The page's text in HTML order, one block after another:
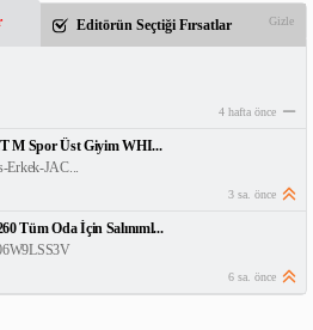
Editörün Seçtiği Fırsatlar Gizle
4 hafta önce
M Spor Üst Giyim WHI...
Erkek-JAC...
3 sa. önce
Tüm Oda İçin Salınıml...
6 sa. önce